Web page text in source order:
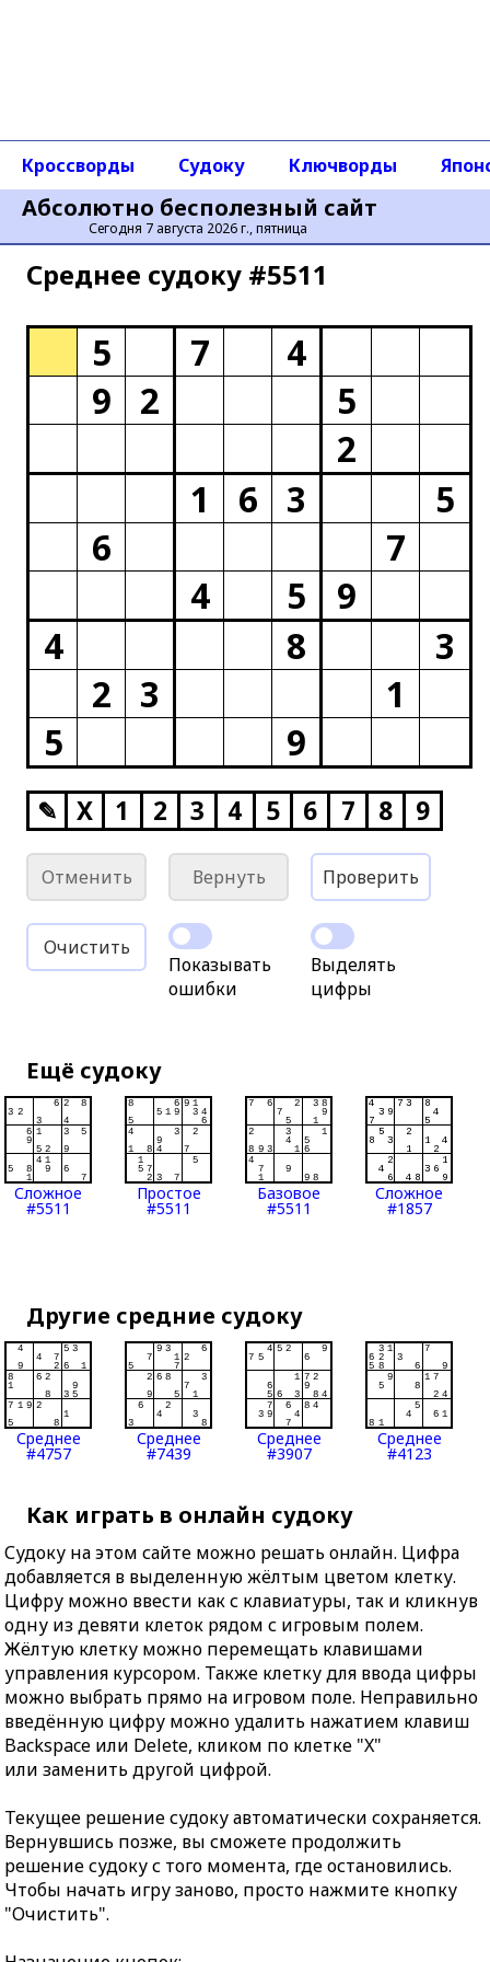
Абсолютно бесполезный сайт
Сегодня 7 августа 2026 г., пятница
Кроссворды Судоку Ключворды
Среднее cудоку #5511
5 7
4
9
2
5
2
1
6 3
5
6
7
4
5
9
4
8
3
2
3
1
5
9
✎ X 1 2 3 4 5 6 7 8 9
Отменить Вернуть Проверить
Очистить
Показывать
ошибки
Выделять
цифры
Ещё судоку
Сложное
#5511
Простое
#5511
Базовое
#5511
Сложное
#1857
Другие средние судоку
Среднее
#4757
Среднее
#7439
Среднее
#3907
Среднее
#4123
Как играть в онлайн судоку
Судоку на этом сайте можно решать онлайн. Цифра
добавляется в выделенную жёлтым цветом клетку.
Цифру можно ввести как с клавиатуры, так и кликнув
одну из девяти клеток рядом с игровым полем.
Жёлтую клетку можно перемещать клавишами
управления курсором. Также клетку для ввода цифры
можно выбрать прямо на игровом поле. Неправильно
введённую цифру можно удалить нажатием клавиш
Backspace или Delete, кликом по клетке "X"
или заменить другой цифрой.
Текущее решение судоку автоматически сохраняется.
Вернувшись позже, вы сможете продолжить
решение судоку с того момента, где остановились.
Чтобы начать игру заново, просто нажмите кнопку
"Очистить".